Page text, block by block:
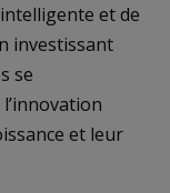
et de
investissant
se
et leur